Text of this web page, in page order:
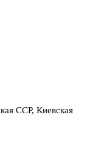
ССР, Киевская